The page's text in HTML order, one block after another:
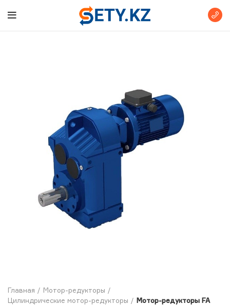
Главная
Мотор-редукторы
Цилиндрические мотор-редукторы
Мотор-редукторы FA